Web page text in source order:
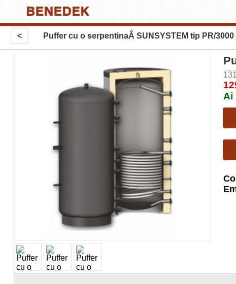
< Puffer cu o serpentinaÂ SUNSYSTEM tip PR/3000
Ai